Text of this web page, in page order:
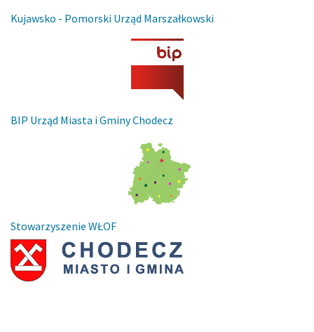
Kujawsko - Pomorski Urząd Marszałkowski
BIP Urząd Miasta i Gminy Chodecz
Stowarzyszenie WŁOF